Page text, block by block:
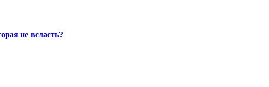
не всласть?